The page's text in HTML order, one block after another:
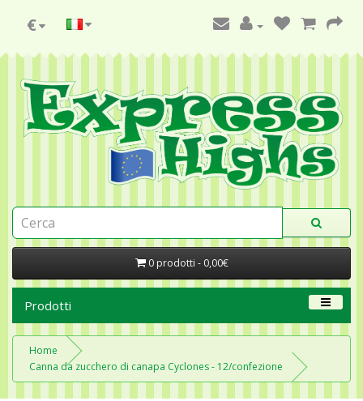
€
0 prodotti - 0,00€
Prodotti
Home
Canna da zucchero di canapa Cyclones - 12/confezione